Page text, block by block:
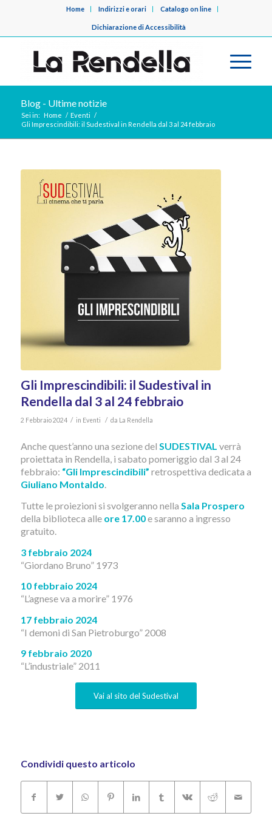
Home Indirizzi e orari Catalogo on line
Dichiarazione di Accessibilità
Blog - Ultime notizie
Sei in: Home / Eventi /
Gli Imprescindibili: il Sudestival in Rendella dal 3 al 24 febbraio
Gli Imprescindibili: il Sudestival in
Rendella dal 3 al 24 febbraio
2 Febbraio 2024 / in Eventi / da La Rendella
Anche quest’anno una sezione del SUDESTIVAL verrà
proiettata in Rendella, i sabato pomeriggio dal 3 al 24
febbraio: “Gli Imprescindibili” retrospettiva dedicata a
Giuliano Montaldo.
Tutte le proiezioni si svolgeranno nella Sala Prospero
della biblioteca alle ore 17.00e saranno a ingresso
gratuito.
3 febbraio 2024
“Giordano Bruno” 1973
10 febbraio 2024
“L’agnese va a morire” 1976
17 febbraio 2024
“I demoni di San Pietroburgo” 2008
9 febbraio 2020
“L’industriale” 2011
Vai al sito del Sudestival
Condividi questo articolo